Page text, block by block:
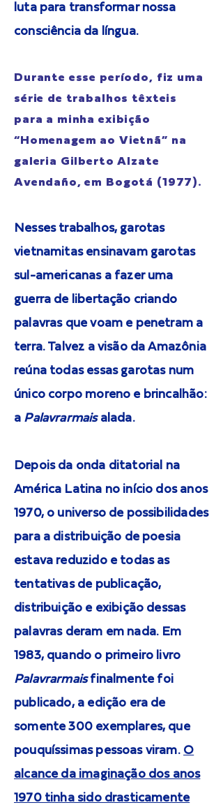
luta para transformar nossa
consciência da língua.
Durante esse período, fiz uma
série de trabalhos têxteis
para a minha exibição
“Homenagem ao Vietnã” na
galeria Gilberto Alzate
Avendaño, em Bogotá (1977).
Nesses trabalhos, garotas
vietnamitas ensinavam garotas
sul-americanas a fazer uma
guerra de libertação criando
palavras que voam e penetram a
terra. Talvez a visão da Amazônia
reúna todas essas garotas num
único corpo moreno e brincalhão:
a Palavrarmais alada.
Depois da onda ditatorial na
América Latina no início dos anos
1970, o universo de possibilidades
para a distribuição de poesia
estava reduzido e todas as
tentativas de publicação,
distribuição e exibição dessas
palavras deram em nada. Em
1983, quando o primeiro livro
Palavrarmaisfinalmente foi
publicado, a edição era de
somente 300 exemplares, que
pouquíssimas pessoas viram. O
alcance da imaginação dos anos
1970 tinha sido drasticamente